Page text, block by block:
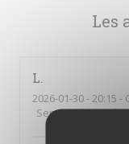
Les
L
2026-01-30- 20:15 -
Service:5/5